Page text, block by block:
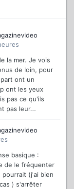
la mer. Je vois
de loin, pour
ont un
ont les yeux
pas ce qu'ils
pas leur...
basique :
de le fréquenter
(j'ai bien
) s'arrêter